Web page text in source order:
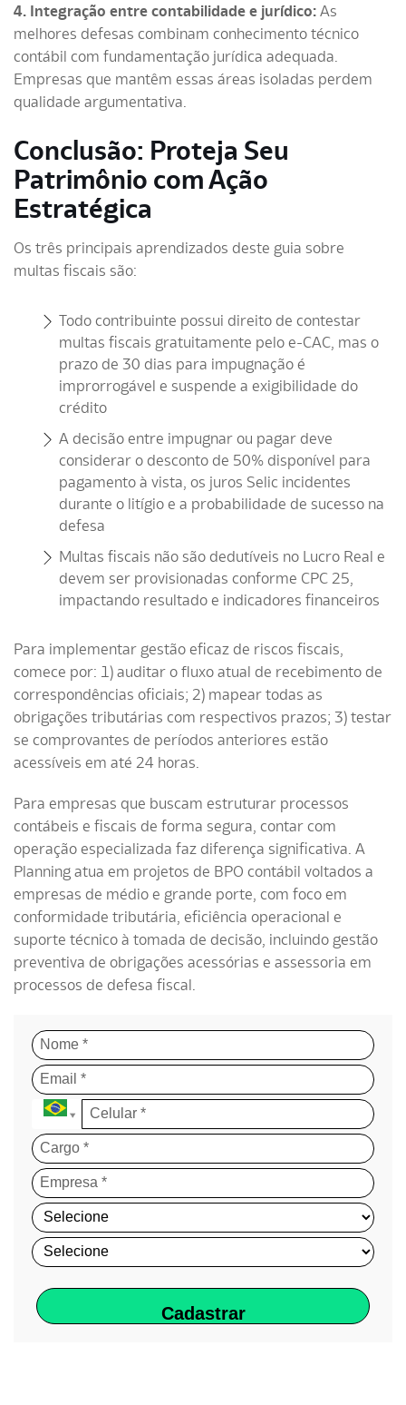
4. Integração entre contabilidade e jurídico: As
melhores defesas combinam conhecimento técnico
contábil com fundamentação jurídica adequada.
Empresas que mantêm essas áreas isoladas perdem
qualidade argumentativa.
Conclusão: Proteja Seu
Patrimônio com Ação
Estratégica
Os três principais aprendizados deste guia sobre
multas fiscais são:
Todo contribuinte possui direito de contestar
multas fiscais gratuitamente pelo e-CAC, mas o
prazo de 30 dias para impugnação é
improrrogável e suspende a exigibilidade do
crédito
A decisão entre impugnar ou pagar deve
considerar o desconto de 50% disponível para
pagamento à vista, os juros Selic incidentes
durante o litígio e a probabilidade de sucesso na
defesa
Multas fiscais não são dedutíveis no Lucro Real e
devem ser provisionadas conforme CPC 25,
impactando resultado e indicadores financeiros
Para implementar gestão eficaz de riscos fiscais,
comece por: 1) auditar o fluxo atual de recebimento de
correspondências oficiais; 2) mapear todas as
obrigações tributárias com respectivos prazos; 3) testar
se comprovantes de períodos anteriores estão
acessíveis em até 24 horas.
Para empresas que buscam estruturar processos
contábeis e fiscais de forma segura, contar com
operação especializada faz diferença significativa. A
Planning atua em projetos de BPO contábil voltados a
empresas de médio e grande porte, com foco em
conformidade tributária, eficiência operacional e
suporte técnico à tomada de decisão, incluindo gestão
preventiva de obrigações acessórias e assessoria em
processos de defesa fiscal.
Cadastrar